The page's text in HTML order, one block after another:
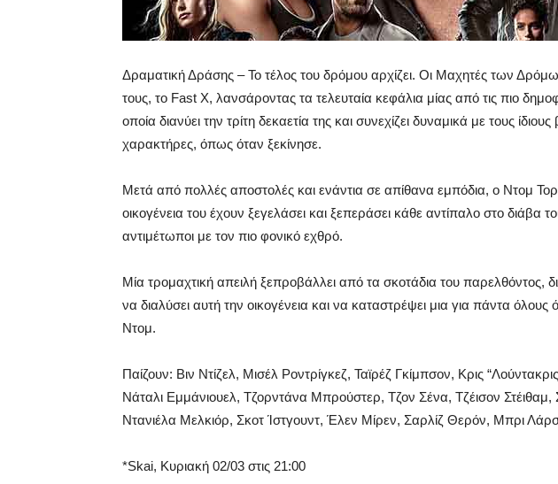
Δραματική Δράσης – Το τέλος του δρόμου αρχίζει. Οι Μαχητές των
τους, το Fast X, λανσάροντας τα τελευταία κεφάλια μίας από τις πιο
οποία διανύει την τρίτη δεκαετία της και συνεχίζει δυναμικά με τους
χαρακτήρες, όπως όταν ξεκίνησε.
Μετά από πολλές αποστολές και ενάντια σε απίθανα εμπόδια, ο Ντομ
οικογένεια του έχουν ξεγελάσει και ξεπεράσει κάθε αντίπαλο στο διάβα
αντιμέτωποι με τον πιο φονικό εχθρό.
Μία τρομαχτική απειλή ξεπροβάλλει από τα σκοτάδια του παρελθόντος,
να διαλύσει αυτή την οικογένεια και να καταστρέψει μια για πάντα
Ντομ.
Παίζουν: Βιν Ντίζελ, Μισέλ Ροντρίγκεζ, Ταϊρέζ Γκίμπσον, Κρις
Νάταλι Εμμάνιουελ, Τζορντάνα Μπρούστερ, Τζον Σένα, Τζέισον
Ντανιέλα Μελκιόρ, Σκοτ Ίστγουντ, Έλεν Μίρεν, Σαρλίζ Θερόν, Μπρι
*Skai, Κυριακή 02/03 στις 21:00